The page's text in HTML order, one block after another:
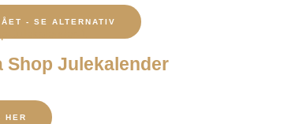
- SE ALTERNATIV
Shop Julekalender
HER